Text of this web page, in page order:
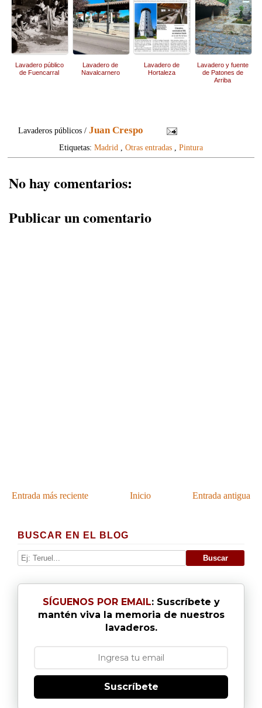
Lavadero público
de Fuencarral
Lavadero de
Navalcarnero
Lavadero de
Hortaleza
Lavadero y fuente
de Patones de
Arriba
Lavaderos públicos /Juan Crespo
Etiquetas: Madrid , Otras entradas , Pintura
No hay comentarios:
Publicar un comentario
Entrada más reciente Entrada antigua
Inicio
BUSCAR EN EL BLOG
SÍGUENOS POR EMAIL: Suscríbete y
mantén viva la memoria de nuestros
lavaderos.
Suscríbete